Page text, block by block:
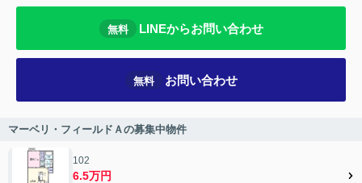
無料 LINEからお問い合わせ
無料 お問い合わせ
マーベリ・フィールドＡの募集中物件
102
6.5万円